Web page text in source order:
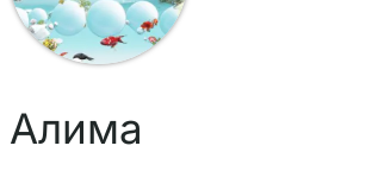
Алима